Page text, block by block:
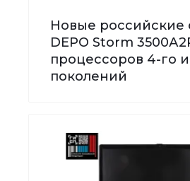
Новые российские
DEPO Storm
процессоров 4-го и
поколений